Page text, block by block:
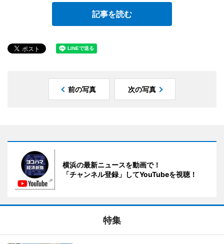
記事を読む
前の写真 次の写真
横浜の最新ニュースを動画で！
「チャンネル登録」してYouTubeを視聴！
特集